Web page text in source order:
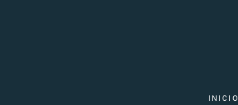
INICIO